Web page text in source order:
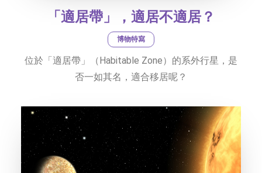
「適居帶」，適居不適居？
博物特寫
位於「適居帶」（Habitable Zone）的系外行星，是
否一如其名，適合移居呢？